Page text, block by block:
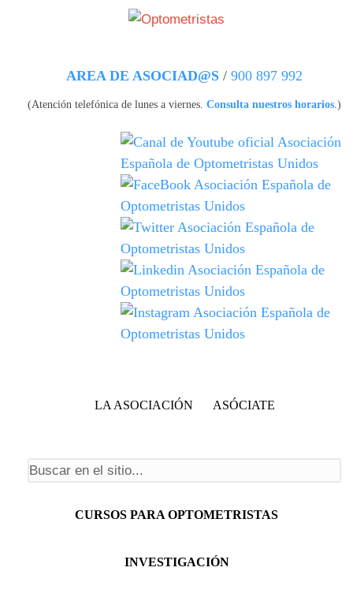
Pasar al contenido principal
AREA DE ASOCIAD@S / 900 897 992
(Atención telefónica de lunes a viernes. Consulta nuestros horarios.)
LA ASOCIACIÓN ASÓCIATE
Menú principal
CURSOS PARA OPTOMETRISTAS
INVESTIGACIÓN